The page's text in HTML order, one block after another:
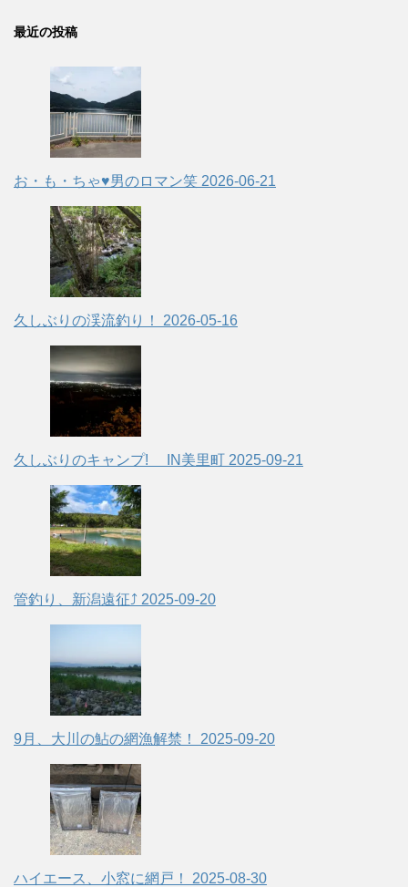
最近の投稿
お・も・ちゃ♥男のロマン笑 2026-06-21
久しぶりの渓流釣り！ 2026-05-16
久しぶりのキャンプ! IN美里町 2025-09-21
管釣り、新潟遠征⤴ 2025-09-20
9月、大川の鮎の網漁解禁！ 2025-09-20
ハイエース、小窓に網戸！ 2025-08-30